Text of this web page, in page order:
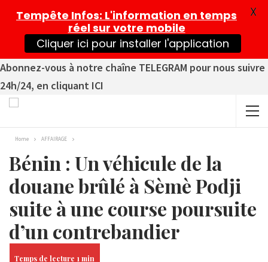
Abonnez-vous à notre chaîne TELEGRAM pour nous suivre
24h/24, en cliquant ICI
Home AFFAIRAGE
Bénin : Un véhicule de la
douane brûlé à Sèmè Podji
suite à une course poursuite
d’un contrebandier
Tempête Infos: L'information en temps
réel sur votre mobile
Cliquer ici pour installer l'application
X